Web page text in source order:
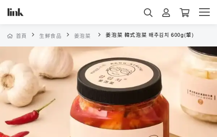
首頁 生鮮食品 姜泡菜 姜泡菜 韓式泡菜 배추김치 600g(葷)